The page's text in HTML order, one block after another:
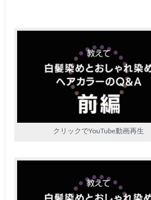
クリックでYouTube動画再生